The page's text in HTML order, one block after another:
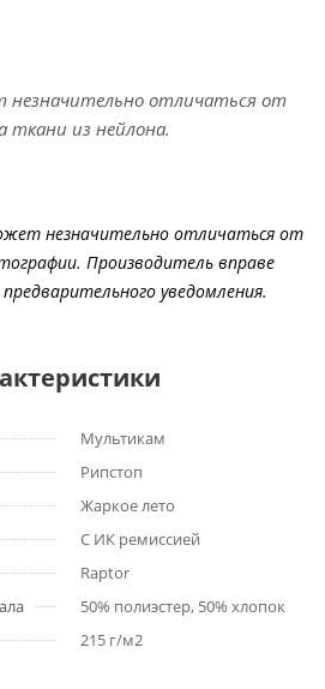
незначительно отличаться от
ткани из нейлона.
незначительно отличаться от
Производитель вправе
уведомления.
Мультикам
Рипстоп
Жаркое лето
С ИК ремиссией
Raptor
50% полиэстер, 50% хлопок
215 г/м2